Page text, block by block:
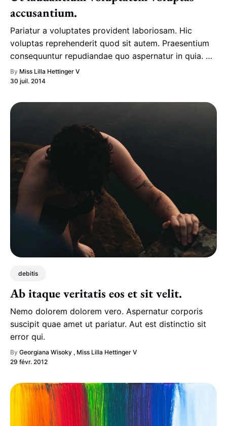
accusantium.
Pariatur a voluptates provident laboriosam. Hic
voluptas reprehenderit quod sit autem. Praesentium
consequuntur repudiandae quo aspernatur in quia. Ea
mollitia eos architecto esse. Veniam adipisci
perspiciatis magni excepturi non vel.
By Miss Lilla Hettinger V
30 juil. 2014
debitis
Ab itaque veritatis eos et sit velit.
Nemo dolorem dolorem vero. Aspernatur corporis
suscipit quae amet ut pariatur. Aut est distinctio sit
error qui.
By Georgiana Wisoky , Miss Lilla Hettinger V
29 févr. 2012